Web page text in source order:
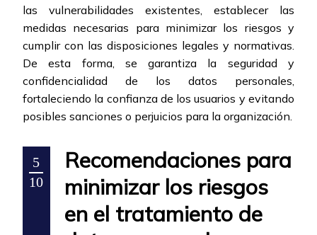
las vulnerabilidades existentes, establecer las
medidas necesarias para minimizar los riesgos y
cumplir con las disposiciones legales y normativas.
De esta forma, se garantiza la seguridad y
confidencialidad de los datos personales,
fortaleciendo la confianza de los usuarios y evitando
posibles sanciones o perjuicios para la organización.
5
10
Recomendaciones para
minimizar los riesgos
en el tratamiento de